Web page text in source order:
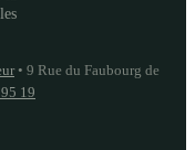
• 9 Rue du Faubourg de
19